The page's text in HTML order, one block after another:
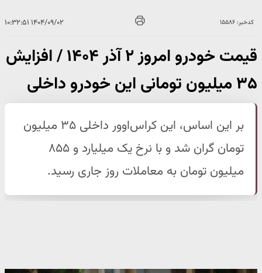
کدخبر: ۱۵۵۸۶ ۱۴۰۴/۰۹/۰۲ ۱۰:۳۲:۵۱
قیمت خودرو امروز ۲ آذر ۱۴۰۴ / افزایش
۳۵ میلیون تومانی این خودرو داخلی
بر این اساس، این کراس‌اوور داخلی ۳۵ میلیون
تومان گران شد و با نرخ یک میلیارد و ۸۵۵
میلیون تومان به معاملات روز جاری رسید.